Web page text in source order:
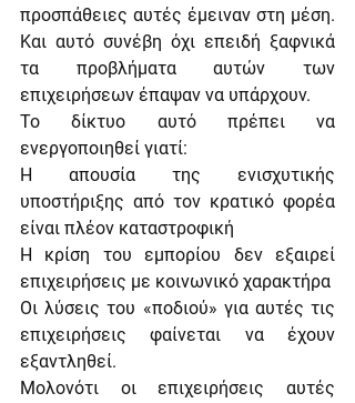
προσπάθειες αυτές έμειναν στη μέση.
Και αυτό συνέβη όχι επειδή ξαφνικά
τα προβλήματα αυτών των
επιχειρήσεων έπαψαν να υπάρχουν.
Το δίκτυο αυτό πρέπει να
ενεργοποιηθεί γιατί:
Η απουσία της ενισχυτικής
υποστήριξης από τον κρατικό φορέα
είναι πλέον καταστροφική
Η κρίση του εμπορίου δεν εξαιρεί
επιχειρήσεις με κοινωνικό χαρακτήρα
Οι λύσεις του «ποδιού» για αυτές τις
επιχειρήσεις φαίνεται να έχουν
εξαντληθεί.
Μολονότι οι επιχειρήσεις αυτές